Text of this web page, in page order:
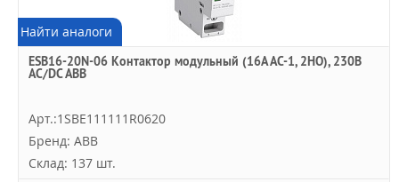
Найти аналоги
ESB16-20N-06 Контактор модульный (16А АС-1, 2НО), 230В
AC/DC ABB
Арт.:1SBE111111R0620
Бренд: ABB
Склад: 137 шт.